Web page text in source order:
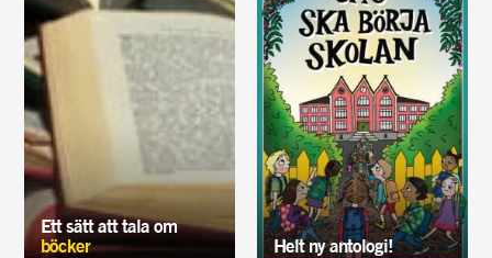
Ett sätt att tala om
böcker
Helt ny antologi!